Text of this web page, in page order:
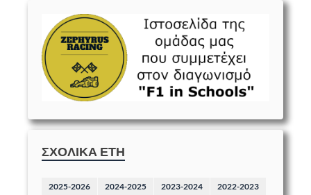
ΣΧΟΛΙΚΆ ΈΤΗ
2025-2026 2024-2025 2023-2024 2022-2023